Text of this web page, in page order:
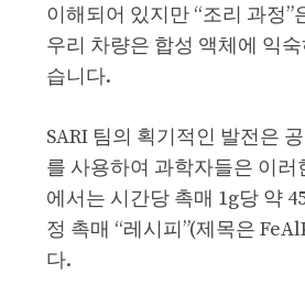
이해되어 있지만 “조리 과정
우리 차량은 합성 액체에 익
습니다.
SARI 팀의 획기적인 발전은
를 사용하여 과학자들은 이
에서는 시간당 촉매 1g당 약
정 촉매 “레시피”(제목은
다.